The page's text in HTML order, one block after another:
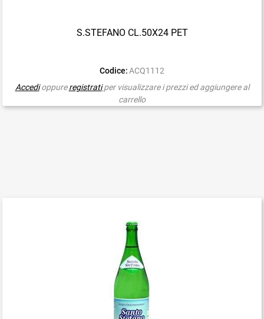
S.STEFANO CL.50X24 PET
Codice: ACQ1112
Accedioppureregistrati per visualizzare i prezzi ed aggiungere al
carrello